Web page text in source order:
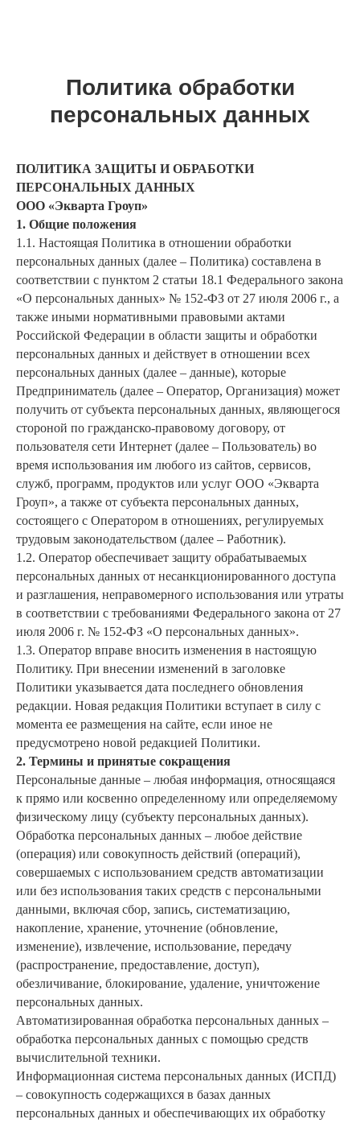
Политика обработки
персональных данных
ПОЛИТИКА ЗАЩИТЫ И ОБРАБОТКИ
ПЕРСОНАЛЬНЫХ ДАННЫХ
ООО «Экварта Гроуп»
1. Общие положения
1.1. Настоящая Политика в отношении обработки
персональных данных (далее – Политика) составлена в
соответствии с пунктом 2 статьи 18.1 Федерального закона
«О персональных данных» № 152-ФЗ от 27 июля 2006 г., а
также иными нормативными правовыми актами
Российской Федерации в области защиты и обработки
персональных данных и действует в отношении всех
персональных данных (далее – данные), которые
Предприниматель (далее – Оператор, Организация) может
получить от субъекта персональных данных, являющегося
стороной по гражданско-правовому договору, от
пользователя сети Интернет (далее – Пользователь) во
время использования им любого из сайтов, сервисов,
служб, программ, продуктов или услуг ООО «Экварта
Гроуп», а также от субъекта персональных данных,
состоящего с Оператором в отношениях, регулируемых
трудовым законодательством (далее – Работник).
1.2. Оператор обеспечивает защиту обрабатываемых
персональных данных от несанкционированного доступа
и разглашения, неправомерного использования или утраты
в соответствии с требованиями Федерального закона от 27
июля 2006 г. № 152-ФЗ «О персональных данных».
1.3. Оператор вправе вносить изменения в настоящую
Политику. При внесении изменений в заголовке
Политики указывается дата последнего обновления
редакции. Новая редакция Политики вступает в силу с
момента ее размещения на сайте, если иное не
предусмотрено новой редакцией Политики.
2. Термины и принятые сокращения
Персональные данные – любая информация, относящаяся
к прямо или косвенно определенному или определяемому
физическому лицу (субъекту персональных данных).
Обработка персональных данных – любое действие
(операция) или совокупность действий (операций),
совершаемых с использованием средств автоматизации
или без использования таких средств с персональными
данными, включая сбор, запись, систематизацию,
накопление, хранение, уточнение (обновление,
изменение), извлечение, использование, передачу
(распространение, предоставление, доступ),
обезличивание, блокирование, удаление, уничтожение
персональных данных.
Автоматизированная обработка персональных данных –
обработка персональных данных с помощью средств
вычислительной техники.
Информационная система персональных данных (ИСПД)
– совокупность содержащихся в базах данных
персональных данных и обеспечивающих их обработку